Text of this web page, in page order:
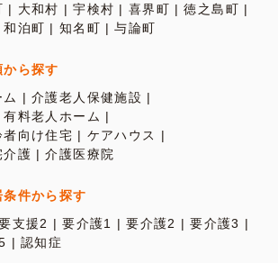
大和村 宇検村 喜界町
徳之島町
和泊町 知名町 与論町
ら探す
介護老人保健施設
有料老人ホーム
向け住宅
ケアハウス
介護
介護医療院
件から探す
支援2 要介護1 要介護2
要介護3
認知症